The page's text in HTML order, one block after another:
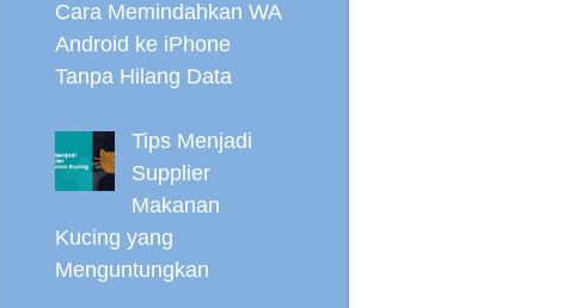
Cara Memindahkan WA
Android ke iPhone
Tanpa Hilang Data
Tips Menjadi
Supplier
Makanan
Kucing yang
Menguntungkan